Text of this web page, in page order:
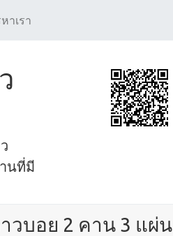
าเรา
นที่มี
วบอย 2 คาน 3 แผ่น